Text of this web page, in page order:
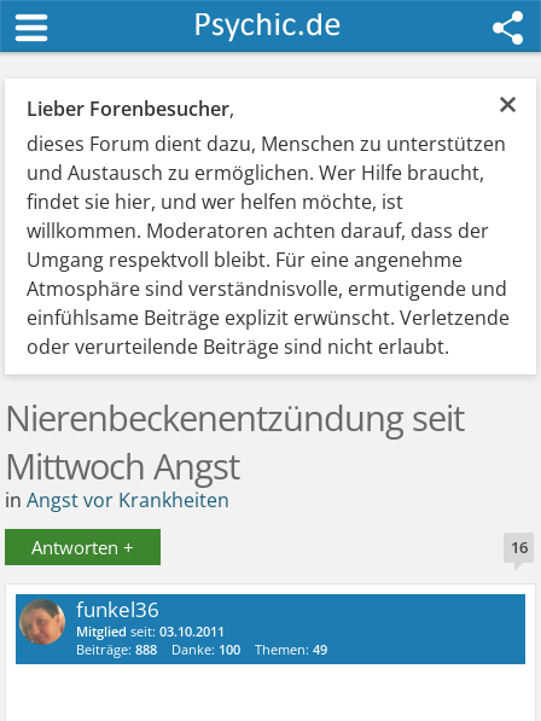
×
Lieber Forenbesucher,
dieses Forum dient dazu, Menschen zu unterstützen
und Austausch zu ermöglichen. Wer Hilfe braucht,
findet sie hier, und wer helfen möchte, ist
willkommen. Moderatoren achten darauf, dass der
Umgang respektvoll bleibt. Für eine angenehme
Atmosphäre sind verständnisvolle, ermutigende und
einfühlsame Beiträge explizit erwünscht. Verletzende
oder verurteilende Beiträge sind nicht erlaubt.
Nierenbeckenentzündung seit
Mittwoch Angst
inAngst vor Krankheiten
Antworten + 16
funkel36
Mitglied seit:03.10.2011
Beiträge:888 Danke: 100 Themen:49